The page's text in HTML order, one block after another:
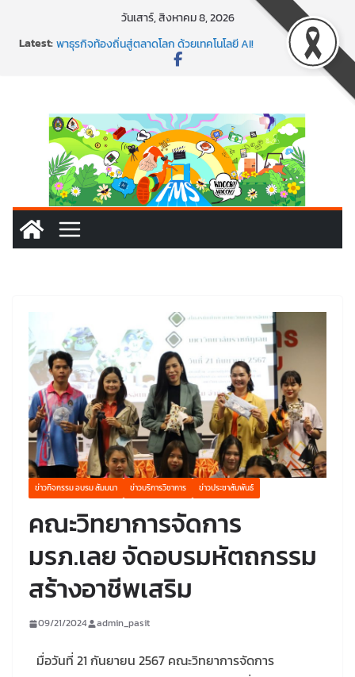
วันเสาร์, สิงหาคม 8, 2026
Latest:พร้อมลุยแล้ว! ปักหมุดโรดแมป AI อัปสกิลธุรกิจให้พุ่งทะยาน
พาธุรกิจท้องถิ่นสู่ตลาดโลก ด้วยเทคโนโลยี AI!
นอกจากเทคโนโลยีจะล้ำ หัวใจคนทำธุรกิจก็ต้องสตรอง!
ข่าวกิจกรรม อบรม สัมมนา ข่าวบริการวิชาการ ข่าวประชาสัมพันธ์
คณะวิทยาการจัดการ
มรภ.เลย จัดอบรมหัตถกรรม
สร้างอาชีพเสริม
09/21/2024 admin_pasit
มื่อวันที่ 21 กันยายน 2567 คณะวิทยาการจัดการ